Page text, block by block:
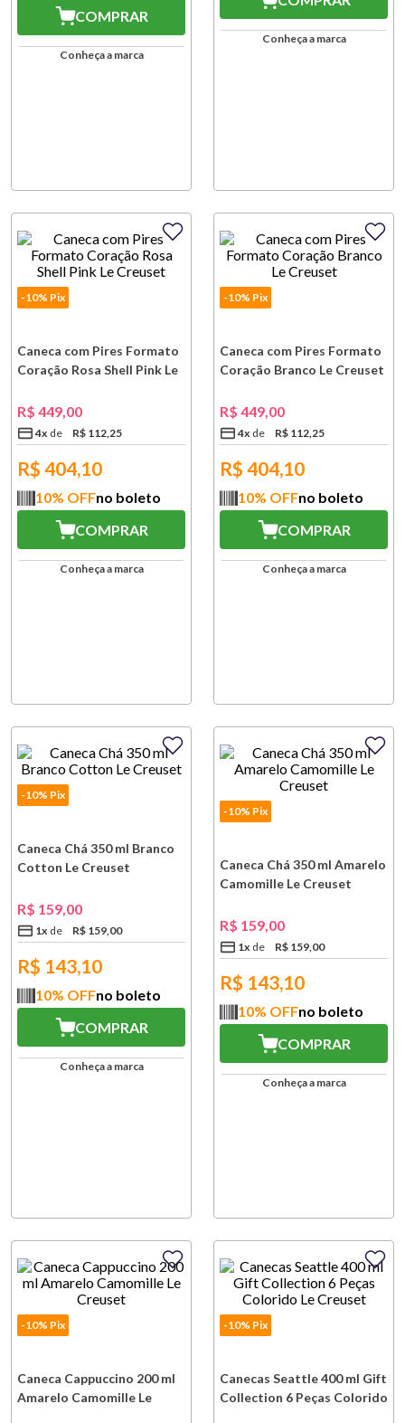
COMPRAR
Conheça a marca
Conheça a marca
-10% Pix
Caneca com Pires Formato
Coração Rosa Shell Pink Le
R$ 449,00
4x R$ 112,25
R$ 404,10
10% OFFno boleto
COMPRAR
Conheça a marca
-10% Pix
Caneca com Pires Formato
Coração Branco Le Creuset
R$ 449,00
4x R$ 112,25
R$ 404,10
10% OFFno boleto
COMPRAR
Conheça a marca
-10% Pix
Caneca Chá 350 ml Branco
Cotton Le Creuset
R$ 159,00
1x R$ 159,00
R$ 143,10
10% OFFno boleto
COMPRAR
Conheça a marca
-10% Pix
Caneca Chá 350 ml Amarelo
Camomille Le Creuset
R$ 159,00
1x R$ 159,00
R$ 143,10
10% OFFno boleto
COMPRAR
Conheça a marca
-10% Pix
Caneca Cappuccino 200 ml
Amarelo Camomille Le
-10% Pix
Canecas Seattle 400 ml Gift
Collection 6 Peças Colorido